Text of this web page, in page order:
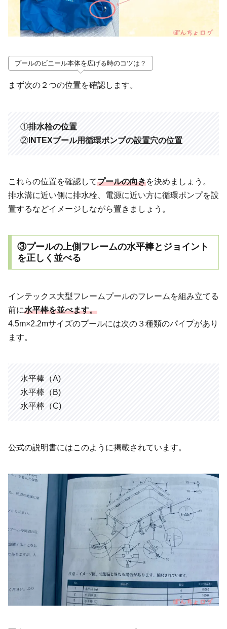
プールのビニール本体を広げる時のコツは？
まず次の２つの位置を確認します。
①排水栓の位置
② INTEXプール用循環ポンプの設置穴の位置
これらの位置を確認してプールの向きを決めましょう。
排水溝に近い側に排水栓、電源に近い方に循環ポンプを設
置するなどイメージしながら置きましょう。
③プールの上側フレームの水平棒とジョイント
を正しく並べる
インテックス大型フレームプールのフレームを組み立てる
前に水平棒を並べます。
4.5m×2.2mサイズのプールには次の３種類のパイプがあり
ます。
水平棒（A)
水平棒（B)
水平棒（C)
公式の説明書にはこのように掲載されています。